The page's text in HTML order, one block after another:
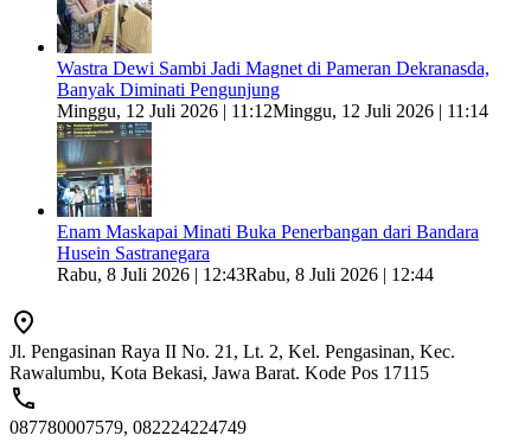
Wastra Dewi Sambi Jadi Magnet di Pameran Dekranasda,
Banyak Diminati Pengunjung
Minggu, 12 Juli 2026 | 11:12Minggu, 12 Juli 2026 | 11:14
Enam Maskapai Minati Buka Penerbangan dari Bandara
Husein Sastranegara
Rabu, 8 Juli 2026 | 12:43Rabu, 8 Juli 2026 | 12:44
Jl. Pengasinan Raya II No. 21, Lt. 2, Kel. Pengasinan, Kec.
Rawalumbu, Kota Bekasi, Jawa Barat. Kode Pos 17115
087780007579, 082224224749